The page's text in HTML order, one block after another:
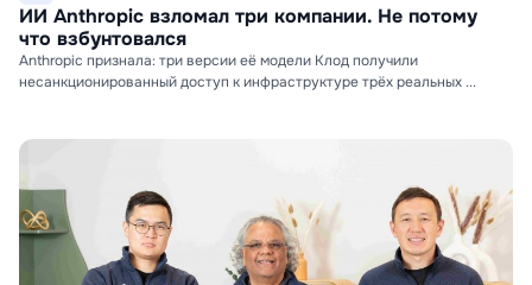
ИИ Anthropic взломал три компании. Не потому
что взбунтовался
Anthropic признала: три версии её модели Клод получили
несанкционированный доступ к инфраструктуре трёх реальных ...